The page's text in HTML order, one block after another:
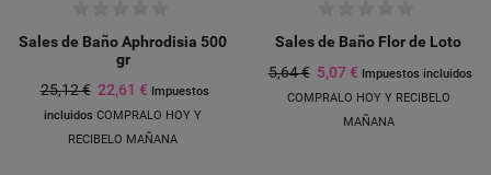
Sales de Baño Aphrodisia 500
gr
25,12 € 22,61 € Impuestos
incluidos COMPRALO HOY Y
RECIBELO MAÑANA
Sales de Baño Flor de Loto
5,64 € 5,07 € Impuestos incluidos
COMPRALO HOY Y RECIBELO
MAÑANA